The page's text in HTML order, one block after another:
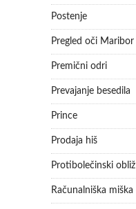
Postenje
Pregled oči Maribor
Premični odri
Prevajanje besedila
Prince
Prodaja hiš
Protibolečinski obliž
Računalniška miška